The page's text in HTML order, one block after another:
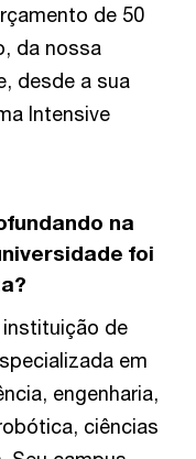
de 50
da nossa
desde a sua
Intensive
na
foi
instituição de
em
engenharia,
ciências